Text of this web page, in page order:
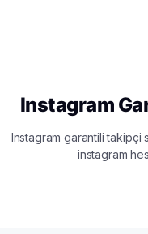
Instagram
Instagram garantili takipçi
instagram